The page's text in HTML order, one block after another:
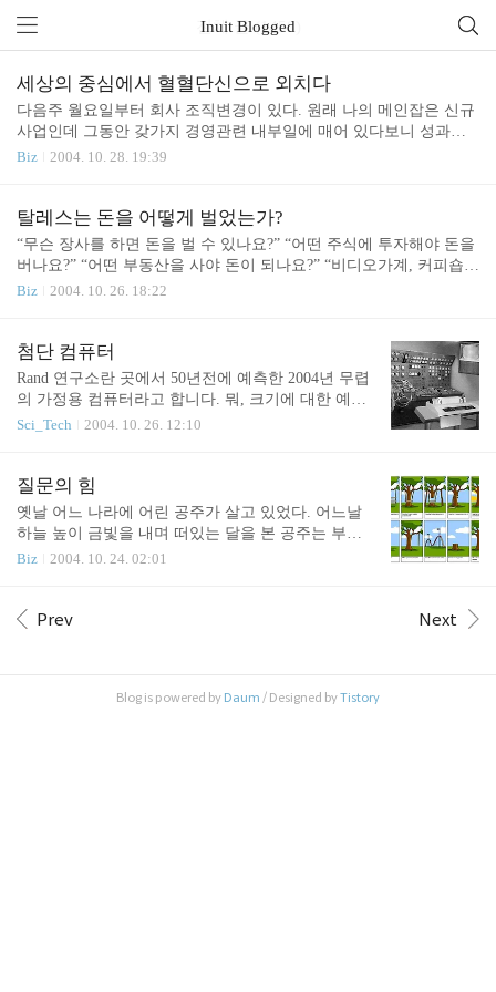
전체 글 (1450)
Inuit Blogged
세상의 중심에서 혈혈단신으로 외치다
다음주 월요일부터 회사 조직변경이 있다. 원래 나의 메인잡은 신규
사업인데 그동안 갖가지 경영관련 내부일에 매어 있다보니 성과가
없다고 -_- 기획본부에서 빠져서 별도의 CEO 직속 신사업팀 팀장이
그래도 사장님은 마음으로는 본부장급이라고 생각하고 소신있게 -_
- 창조적이고 -_-;; 진취적으로 >.< 일하라고 말씀하신다. (립서비스
이시지만 그래도 격려는 조금 된다.) 신규 사업하는 사람이 집에만
장건을 올려서 다다음주 일단 독일로 망명을 할 작정이다. 오늘과 내
Biz 2004. 10. 28. 19:39
탈레스는 돈을 어떻게 벌었는가?
“무슨 장사를 하면 돈을 벌 수 있나요?” “어떤 주식에 투자해야 돈을
버나요?” “어떤 부동산을 사야 돈이 되나요?” “비디오가계, 커피숍,
호프집으로 돈을 벌 수 있나요?” “남보다 돈 많이 버는 사업이나 직
가 바로 탈레스이다. 척척박사 탈레스( Thales : B. C 640 - B. C 546 )
탈레스는 모르는 게 없는 척척박사 만물박사였다. 그가 얼마나 똑똑
했는지 2500년 전의 그의 대화를 살펴보자. “일년은 몇 일 인가요?”
“일년은 365일이다. 나는 태양이 달이 어떻게 움직이는지도 다 안다.
B.C 585년 5월 28일에 개기일식이 있을 것이다. 대낮..
Biz 2004. 10. 26. 18:22
첨단 컴퓨터
Rand 연구소란 곳에서 50년전에 예측한 2004년 무렵
의 가정용 컴퓨터라고 합니다. 뭐, 크기에 대한 예측
은 다소 문제가 있지만, 대형 모니터 -_- 무선 키보드
히려 PictBridge를 활용한 무선 키보드-프린터 일체형
복합기 같은 것은 좀 더 활성화 될 필요가 있을지도
모르겠네요. ^^ -by inuit
Sci_Tech 2004. 10. 26. 12:10
질문의 힘
옛날 어느 나라에 어린 공주가 살고 있었다. 어느날
하늘 높이 금빛을 내며 떠있는 달을 본 공주는 부모
님께 달을 따다 달라고 보채기 시작했다. 왕과 왕비
요.” “공주님 달은 너무 커서 따올 수는 없어요.” 그래
지.” “얼마나 큰가요?” “그것도 몰라? 내 손톱만하지.
Biz 2004. 10. 24. 02:01
Prev Next
Blog is powered by Daum / Designed byTistory